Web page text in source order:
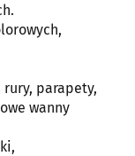
rury, parapety,
wanny